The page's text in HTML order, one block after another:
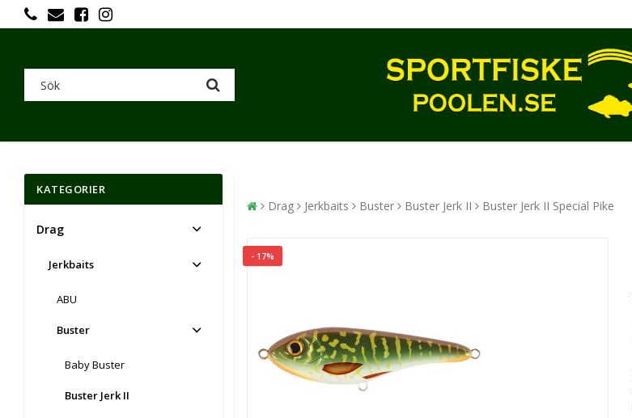
KATEGORIER
Drag
Jerkbaits
ABU
Buster
Baby Buster
Buster Jerk II
Drag Jerkbaits Buster Buster Jerk II Buster Jerk II Special Pike
- 17%